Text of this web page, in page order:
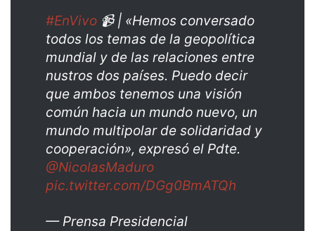
#EnVivo 📹 | «Hemos conversado
todos los temas de la geopolítica
mundial y de las relaciones entre
nustros dos países. Puedo decir
que ambos tenemos una visión
común hacia un mundo nuevo, un
mundo multipolar de solidaridad y
cooperación», expresó el Pdte.
@NicolasMaduro
pic.twitter.com/DGg0BmATQh
— Prensa Presidencial